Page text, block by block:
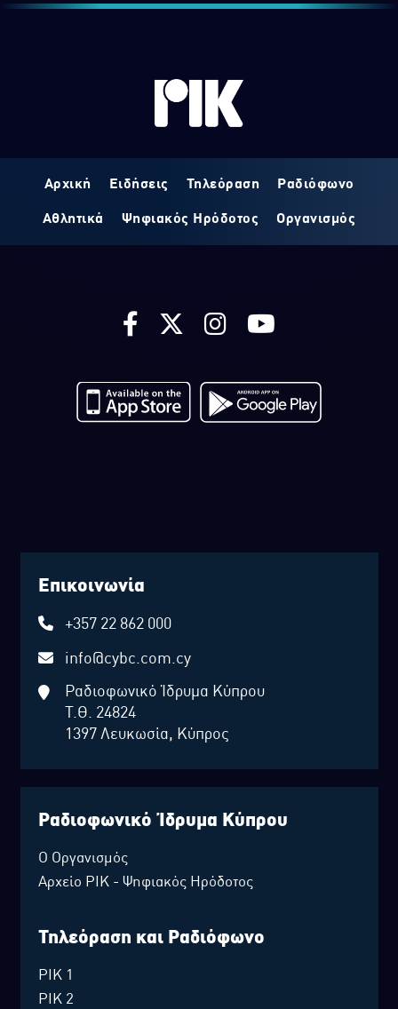
Αρχική Ειδήσεις Τηλεόραση Ραδιόφωνο
Αθλητικά Ψηφιακός Ηρόδοτος Οργανισμός
Επικοινωνία
+357 22 862 000
info@cybc.com.cy
Ραδιοφωνικό Ίδρυμα Κύπρου
Τ.Θ. 24824
1397 Λευκωσία, Κύπρος
Ραδιοφωνικό Ίδρυμα Κύπρου
Ο Οργανισμός
Αρχείο ΡΙΚ - Ψηφιακός Ηρόδοτος
Τηλεόραση και Ραδιόφωνο
ΡΙΚ 1
ΡΙΚ 2